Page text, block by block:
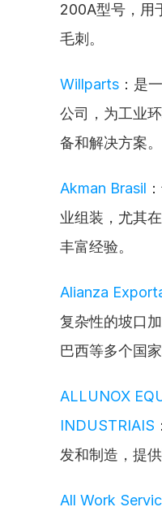
200A型号，用
毛刺。
Willparts ：是
公司，为工业
备和解决方案。
Akman Brasil
业组装，尤其
丰富经验。
Alianza
复杂性的坡口
巴西等多个国家
ALLUNOX
INDUSTRIAIS
发和制造，提
All Work